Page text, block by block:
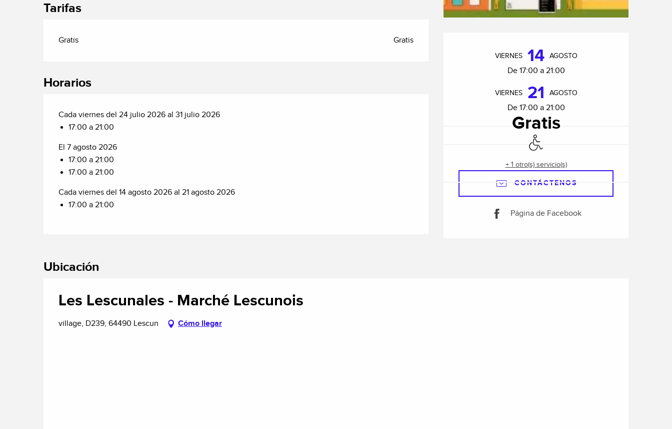
VIERNES 14 AGOSTO
De 17:00 a 21:00
VIERNES 21 AGOSTO
De 17:00 a 21:00
Gratis
Acceso para minusválidos
+ 1 otro(s) servicio(s)
CONTÁCTENOS
Página de Facebook
Tarifas
Gratis Gratis
Horarios
Cada viernes del 24 julio 2026 al 31 julio 2026
17:00 a 21:00
El 7 agosto 2026
17:00 a 21:00
17:00 a 21:00
Cada viernes del 14 agosto 2026 al 21 agosto 2026
17:00 a 21:00
Ubicación
Les Lescunales - Marché Lescunois
village, D239, 64490 Lescun Cómo llegar